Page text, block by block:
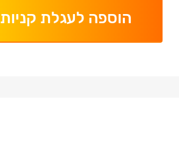
הוספה לעגלת קניות